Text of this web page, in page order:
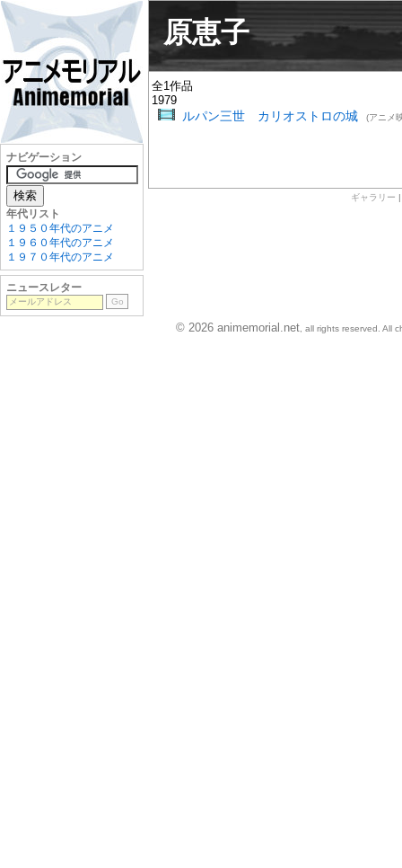
原恵子
全1作品
1979
ルパン三世 カリオストロの城 (アニメ
ギャラリー
ナビゲーション
年代リスト
１９５０年代のアニメ
１９６０年代のアニメ
１９７０年代のアニメ
ニュースレター
© 2026 animemorial.net , all rights reserved. All